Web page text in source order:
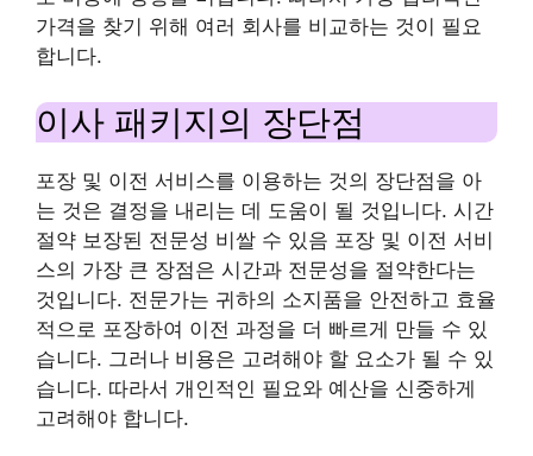
가격을 찾기 위해 여러 회사를 비교하는 것이 필요
합니다.
이사 패키지의 장단점
포장 및 이전 서비스를 이용하는 것의 장단점을 아
는 것은 결정을 내리는 데 도움이 될 것입니다. 시간
절약 보장된 전문성 비쌀 수 있음 포장 및 이전 서비
스의 가장 큰 장점은 시간과 전문성을 절약한다는
것입니다. 전문가는 귀하의 소지품을 안전하고 효율
적으로 포장하여 이전 과정을 더 빠르게 만들 수 있
습니다. 그러나 비용은 고려해야 할 요소가 될 수 있
습니다. 따라서 개인적인 필요와 예산을 신중하게
고려해야 합니다.